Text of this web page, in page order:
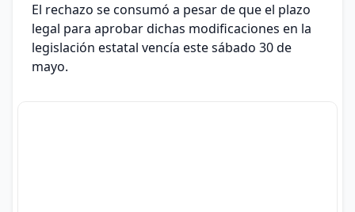
El rechazo se consumó a pesar de que el plazo
legal para aprobar dichas modificaciones en la
legislación estatal vencía este sábado 30 de
mayo.